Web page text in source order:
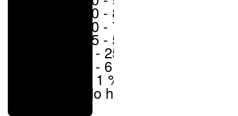
70 - 80 %
50 - 70 %
25 - 50 %
6 - 25 %
1 - 6 %
< 1 %
No hay